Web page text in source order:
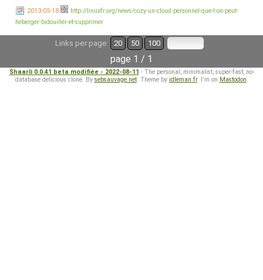
2013-05-18
http://linuxfr.org/news/cozy-un-cloud-personnel-que-l-on-peut-
heberger-bidouiller-et-supprimer
Links per page: 20 50 100
page 1 / 1
Shaarli 0.0.41 beta modifiée - 2022-08-11 - The personal, minimalist, super-fast, no-
database delicious clone. By sebsauvage.net. Theme by idleman.fr. I'm on Mastodon.